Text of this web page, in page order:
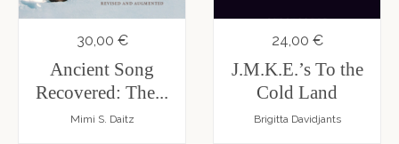
30,00 €
Ancient Song
Recovered: The...
Mimi S. Daitz
24,00 €
J.M.K.E.’s To the
Cold Land
Brigitta Davidjants